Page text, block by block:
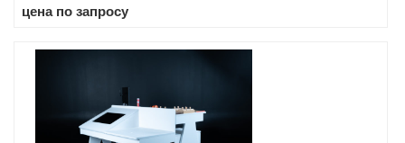
цена по запросу